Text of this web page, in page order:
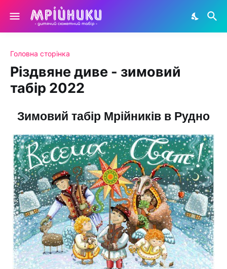
Головна сторінка
Різдвяне диве - зимовий
табір 2022
Зимовий табір Мрійників в Рудно